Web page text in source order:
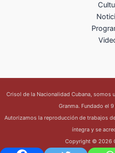
Crisol de la Nacionalidad Cubana, somos
Granma. Fundado el
Autorizamos la reproducción de trabajos
íntegra y se
Copyright © 2026